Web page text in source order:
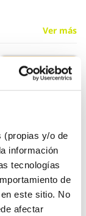
(propias y/o de
información
tecnologías
de
este sitio. No
afectar
Ver más
20,19 €
a domicilio:
hábiles